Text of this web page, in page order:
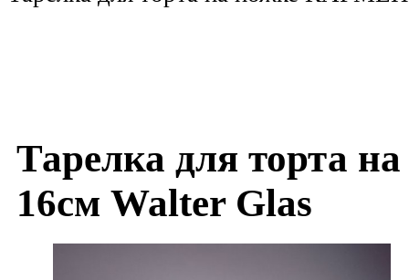
Тарелка для торта
16см Walter Glas